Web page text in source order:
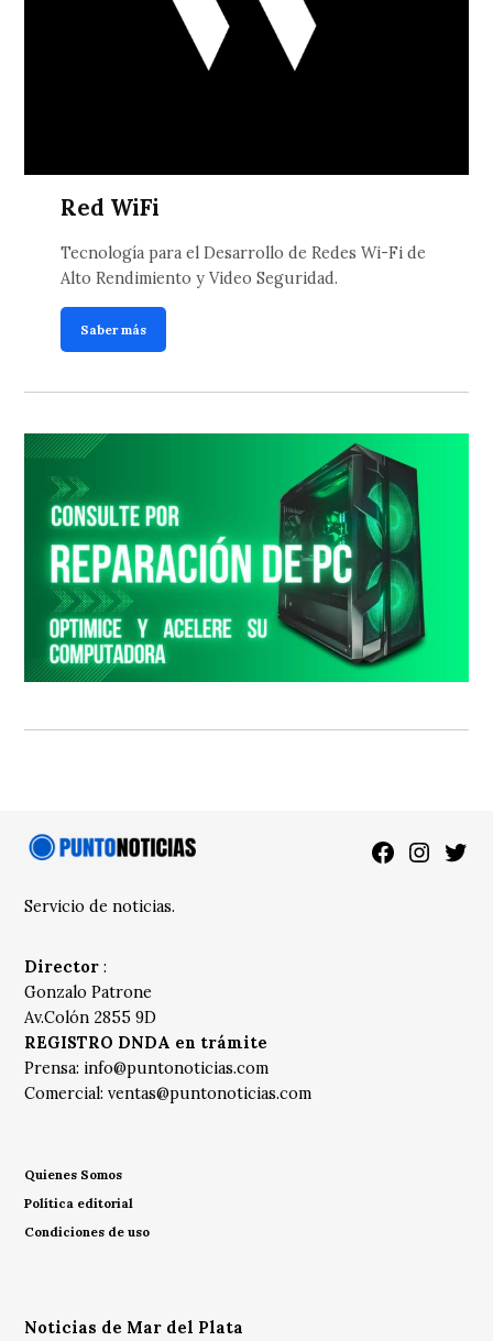
Red WiFi
Tecnología para el Desarrollo de Redes Wi-Fi de
Alto Rendimiento y Video Seguridad.
Saber más
Facebook
Servicio de noticias.
Director :
Gonzalo Patrone
Av.Colón 2855 9D
REGISTRO DNDA en trámite
Prensa: info@puntonoticias.com
Comercial:ventas@puntonoticias.com
Quienes Somos
Política editorial
Condiciones de uso
Noticias de Mar del Plata